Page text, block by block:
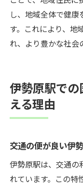
し、地域全体で健
す。これにより、地
れ、より豊かな社会
伊勢原駅で
える理由
交通の便が良い伊
伊勢原駅は、交通の
れています。この特